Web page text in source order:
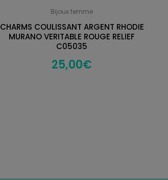
Bijoux femme
CHARMS COULISSANT ARGENT RHODIE
MURANO VERITABLE ROUGE RELIEF
C05035
25,00€